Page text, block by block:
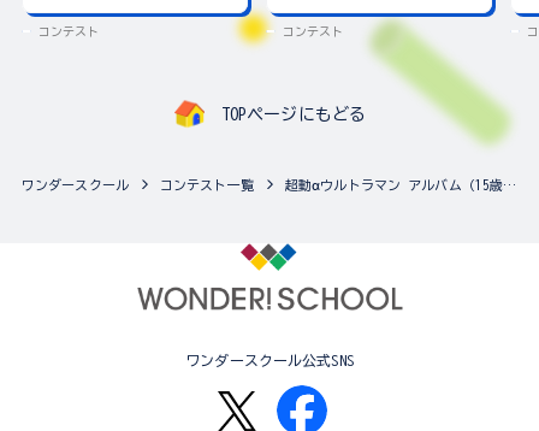
コンテスト コンテスト
TOPページにもどる
ワンダースクール コンテスト一覧 超動αウルトラマン アルバム（15歳以上対象、「SHODOウルトラマンVS」シリーズでも応募可能！）
ワンダースクール公式SNS